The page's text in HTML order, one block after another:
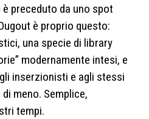
preceduto da uno spot
è proprio questo:
una specie di library
modernamente intesi, e
inserzionisti e agli stessi
meno. Semplice,
tempi.